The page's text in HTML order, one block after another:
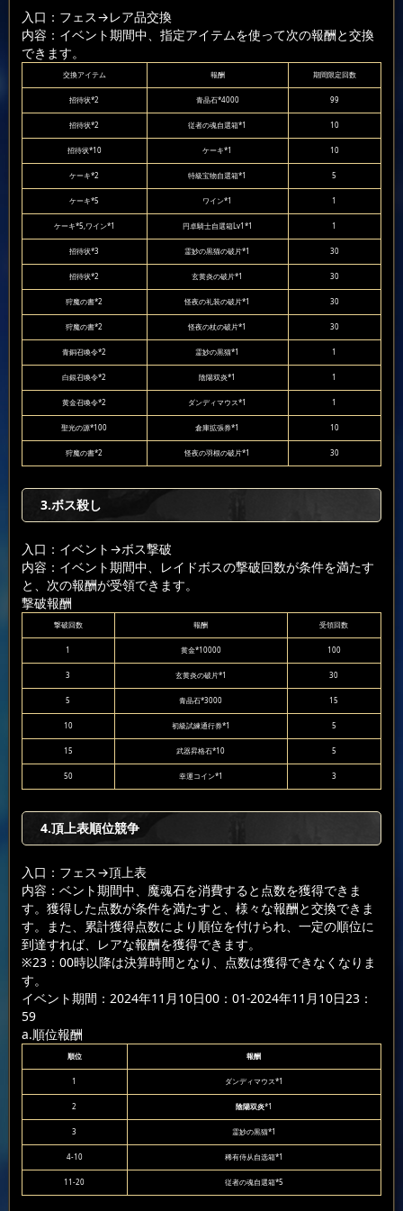
入口：フェス→レア品交換
内容：イベント期間中、指定アイテムを使って次の報酬と交換
できます。
交換アイテム 報酬 期間限定回数
招待状*2 青晶石*4000 99
招待状*2 従者の魂自選箱*1 10
招待状*10 ケーキ*1 10
ケーキ*2 特級宝物自選箱*1 5
ケーキ*5 ワイン*1 1
ケーキ*5,ワイン*1 円卓騎士自選箱Lv1*1 1
招待状*3 霊妙の黒猫の破片*1 30
招待状*2 玄黄炎の破片*1 30
狩魔の書*2 怪夜の礼装の破片*1 30
狩魔の書*2 怪夜の杖の破片*1 30
青銅召喚令*2 霊妙の黒猫*1 1
白銀召喚令*2 陰陽双炎*1 1
黄金召喚令*2 ダンディマウス*1 1
聖光の源*100 倉庫拡張券*1 10
狩魔の書*2 怪夜の羽根の破片*1 30
3.ボス殺し
入口：イベント →ボス撃破
内容：イベント期間中、レイドボスの撃破回数が条件を満たす
と、次の報酬が受領できます。
撃破報酬
撃破回数 報酬 受領回数
1 黄金*10000 100
3 玄黄炎の破片*1 30
5 青晶石*3000 15
10 初級試練通行券*1 5
15 武器昇格石*10 5
50 幸運コイン*1 3
4.頂上表順位競争
入口：フェス→頂上表
内容：ベント期間中、魔魂石を消費すると点数を獲得できま
す。獲得した点数が条件を満たすと、様々な報酬と交換できま
す。また、累計獲得点数により順位を付けられ、一定の順位に
到達すれば、レアな報酬を獲得できます。
※23：00時以降は決算時間となり、点数は獲得できなくなりま
す。
イベント期間：2024年11月10日00：01-2024年11月10日23：
59
a.順位報酬
順位 報酬
1 ダンディマウス*1
2 陰陽双炎*1
3 霊妙の黒猫*1
4-10 稀有侍从自选箱*1
11-20 従者の魂自選箱*5